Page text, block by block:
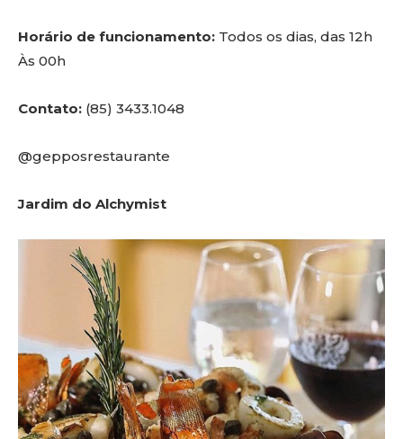
Horário de funcionamento: Todos os dias, das 12h
Às 00h
Contato: (85) 3433.1048
@gepposrestaurante
Jardim do Alchymist